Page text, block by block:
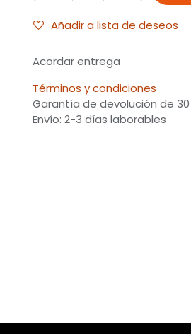
Añadir a lista de deseos
Acordar entrega
Términos y condiciones
Garantía de devolución de
Envío: 2-3 días laborables